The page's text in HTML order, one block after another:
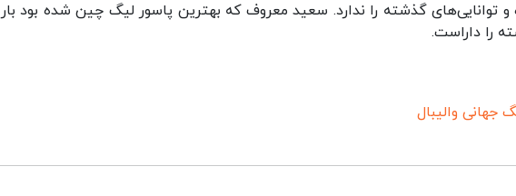
گذشته را ندارد. سعید معروف که بهترین پاسور لیگ چین شده بود بار
را داراست.
جهانی والیبال